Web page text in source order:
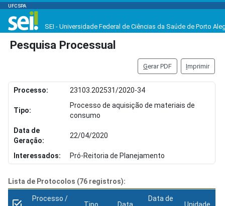
UFCSPA
SEI - Universidade Federal de Ciências da Saúde de Porto
Pesquisa Processual
Gerar PDF Imprimir
Processo: 23103.202531/2020-34
Tipo:
Processo de aquisição de materiais de
consumo
Data de
Geração:
22/04/2020
Interessados: Pró-Reitoria de Planejamento
Lista de Protocolos (76 registros):
Processo /
Data de